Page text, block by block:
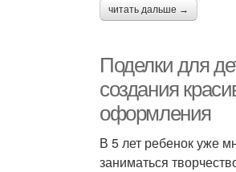
Оригинальные
Красивый
читать дальше →
Поделки для
создания
оформления
В 5 лет ребенок уже
заниматься